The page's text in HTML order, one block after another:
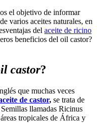
el objetivo de informar
varios aceites naturales, en
del aceite de ricino
beneficios del oil castor?
castor?
que muchas veces
de castor, se trata de
llamadas Ricinus
tropicales de África y